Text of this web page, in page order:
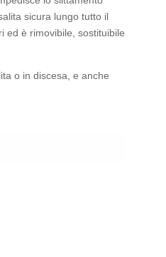
sicura lungo tutto il
ed è rimovibile, sostituibile
o in discesa, e anche